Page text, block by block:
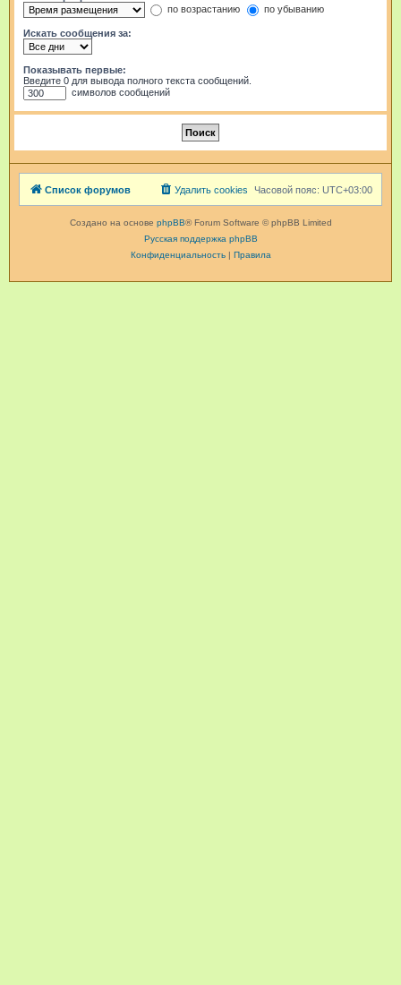
по возрастанию
по убыванию
Искать сообщения за:
Показывать первые:
Введите 0 для вывода полного текста сообщений.
символов сообщений
Список форумов Часовой пояс: UTC+03:00
Удалить cookies
Создано на основе phpBB® Forum Software © phpBB Limited
Русская поддержка phpBB
Конфиденциальность| Правила